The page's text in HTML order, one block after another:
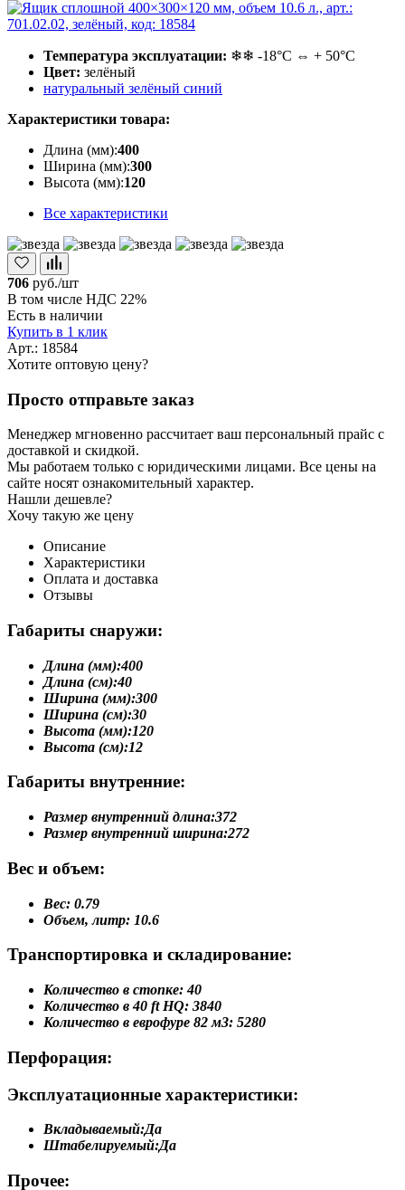
Температура эксплуатации: ❄❄ -18°С ⇔ + 50°С
Цвет: зелёный
натуральный зелёный синий
Характеристики товара:
Длина (мм):400
Ширина (мм):300
Высота (мм):120
Все характеристики
706 руб./шт
В том числе НДС 22%
Есть в наличии
Купить в 1 клик
Арт.: 18584
Хотите оптовую цену?
Просто отправьте заказ
Менеджер мгновенно рассчитает ваш персональный прайс с
доставкой и скидкой.
Мы работаем только с юридическими лицами. Все цены на
сайте носят ознакомительный характер.
Нашли дешевле?
Хочу такую же цену
Описание
Характеристики
Оплата и доставка
Отзывы
Габариты снаружи:
Длина (мм):400
Длина (см):40
Ширина (мм):300
Ширина (см):30
Высота (мм):120
Высота (см):12
Габариты внутренние:
Размер внутренний длина:372
Размер внутренний ширина:272
Вес и объем:
Вес: 0.79
Объем, литр: 10.6
Транспортировка и складирование:
Количество в стопке: 40
Количество в 40 ft HQ: 3840
Количество в еврофуре 82 м3: 5280
Перфорация:
Эксплуатационные характеристики:
Вкладываемый:Да
Штабелируемый:Да
Прочее: